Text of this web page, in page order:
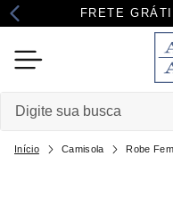
FRETE
Camisola Robe
Termos mais buscados